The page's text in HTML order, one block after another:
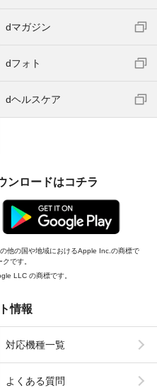
dマガジン
dフォト
dヘルスケア
ンロードはコチラ
他の国や地域におけるApple Inc.の商標で
です。
LLC の商標です。
情報
対応機種一覧
よくある質問